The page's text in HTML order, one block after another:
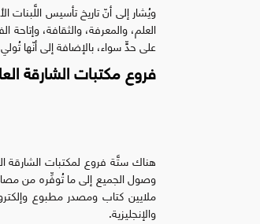
ويُشار إلى أنّ تاريخ تأسيس اللَّبنات
العلم، والمعرفة، والثقافة،
على حدٍّ سواء، بالإضافة إلى أنّها
فروع مكتبات الشارقة
هناك ستَّة فروع لمكتبات الشارقة
وصول الجميع إلى ما تُوفِّره من
والإنجليزية.